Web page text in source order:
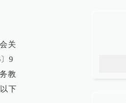
关
9
教
下